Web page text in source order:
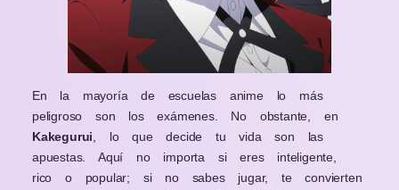
En la mayoría de escuelas anime lo más
peligroso son los exámenes. No obstante, en
Kakegurui , lo que decide tu vida son las
apuestas. Aquí no importa si eres inteligente,
rico o popular; si no sabes jugar, te convierten